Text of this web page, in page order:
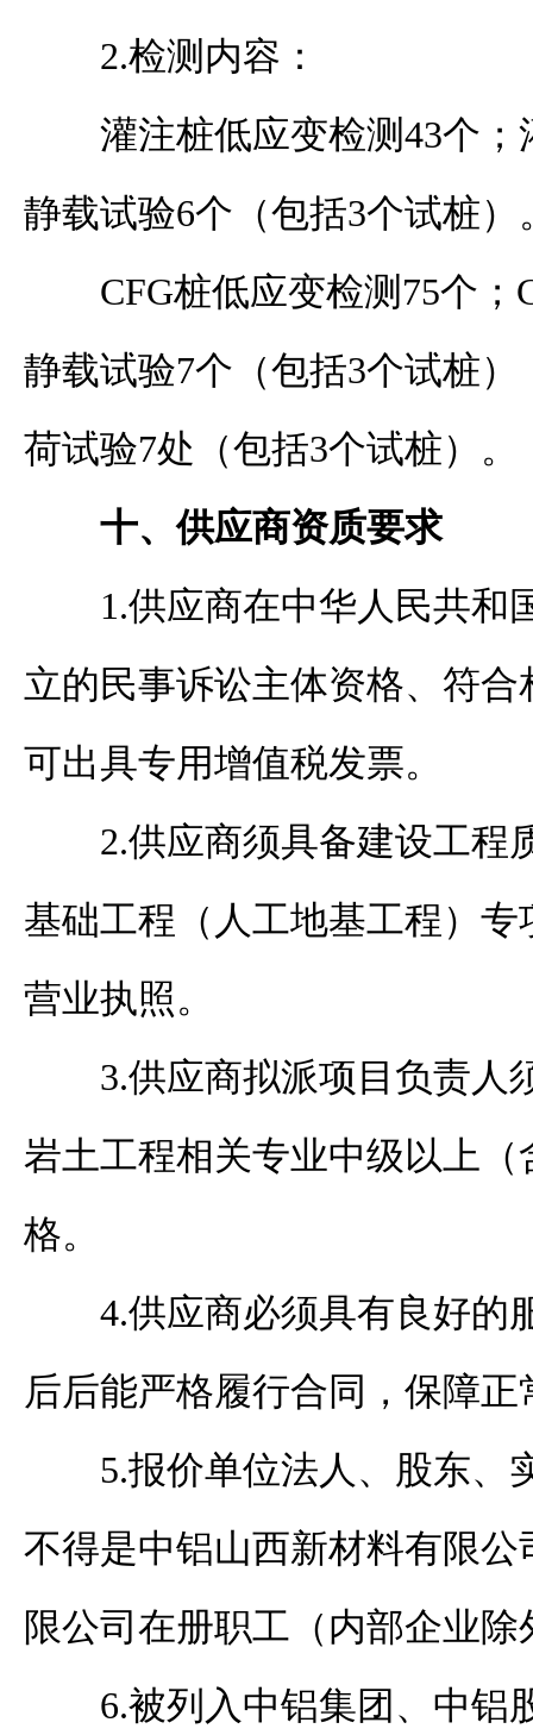
2.检测内容：
灌注桩低应变检测43个；
静载试验6个（包括3个试桩）
CFG桩低应变检测75个
静载试验7个（包括3个试桩）
荷试验7处（包括3个试桩）。
十、供应商资质要求
1.供应商在中华人民共和
立的民事诉讼主体资格、符
可出具专用增值税发票。
2.供应商须具备建设工程
基础工程（人工地基工程）
营业执照。
3.供应商拟派项目负责人
岩土工程相关专业中级以上
格。
4.供应商必须具有良好的
后后能严格履行合同，保障正
5.报价单位法人、股东、
不得是中铝山西新材料有限
限公司在册职工（内部企业除
6.被列入中铝集团、中铝